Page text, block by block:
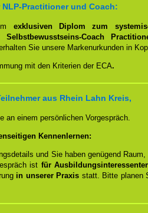
Practitioner und Coach:
exklusiven Diplom zum
Selbstbewusstseins-Coach
Sie unsere Markenurkunden in
mit den Kriterien der ECA.
aus Rhein Lahn Kreis,
an einem persönlichen Vorgespräch.
Kennenlernen:
und Sie haben genügend
ist für
in unserer Praxis statt. Bitte planen